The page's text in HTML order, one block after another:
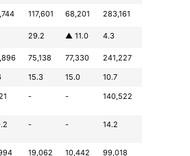
117,601 68,201 283,161
29.2 ▲ 11.0 4.3
75,138 77,330
241,227
15.3 15.0
10.7
- - 140,522
- - 14.2
19,062 10,442 99,018